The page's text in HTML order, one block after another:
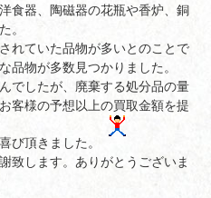
食器、陶磁器の花瓶や香炉、銅
。
れていた品物が多いとのことで
品物が多数見つかりました。
でしたが、廃棄する処分品の量
客様の予想以上の買取金額を提
び頂きました。
致します。ありがとうございま